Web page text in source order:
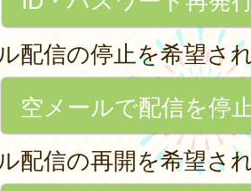
配信の停止を希望さ
空メールで配信を停
配信の再開を希望さ